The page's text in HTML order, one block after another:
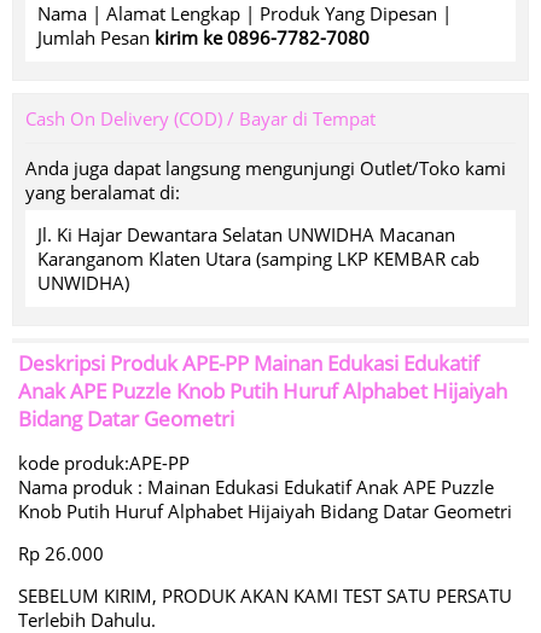
Nama | Alamat Lengkap | Produk Yang Dipesan |
Jumlah Pesan kirim ke 0896-7782-7080
Cash On Delivery (COD) / Bayar di Tempat
Anda juga dapat langsung mengunjungi Outlet/Toko kami
yang beralamat di:
Jl. Ki Hajar Dewantara Selatan UNWIDHA Macanan
Karanganom Klaten Utara (samping LKP KEMBAR cab
UNWIDHA)
Deskripsi ProdukAPE-PP Mainan Edukasi Edukatif
Anak APE Puzzle Knob Putih Huruf Alphabet Hijaiyah
Bidang Datar Geometri
kode produk:APE-PP
Nama produk : Mainan Edukasi Edukatif Anak APE Puzzle
Knob Putih Huruf Alphabet Hijaiyah Bidang Datar Geometri
Rp 26.000
SEBELUM KIRIM, PRODUK AKAN KAMI TEST SATU PERSATU
Terlebih Dahulu.